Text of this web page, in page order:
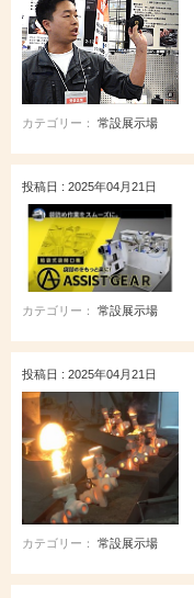
カテゴリー： 常設展示場
投稿日 : 2025年04月21日
カテゴリー： 常設展示場
投稿日 : 2025年04月21日
カテゴリー： 常設展示場